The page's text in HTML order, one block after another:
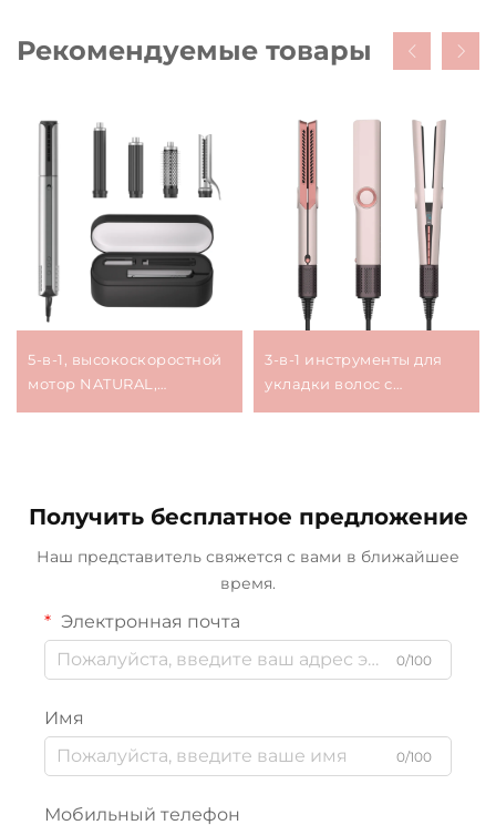
Рекомендуемые товары
5-в-1, высокоскоростной
мотор NATURAL,
укладка
3-в-1 инструменты для
укладки волос с
одноэтапный фен-
выпрямитель мощностью
1500 Вт
Получить бесплатное предложение
Наш представитель свяжется с вами в ближайшее
время.
Электронная почта
0/100
Имя
0/100
Мобильный телефон